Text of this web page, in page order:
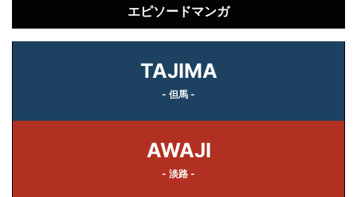
エピソードマンガ
TAJIMA
- 但馬 -
AWAJI
- 淡路 -